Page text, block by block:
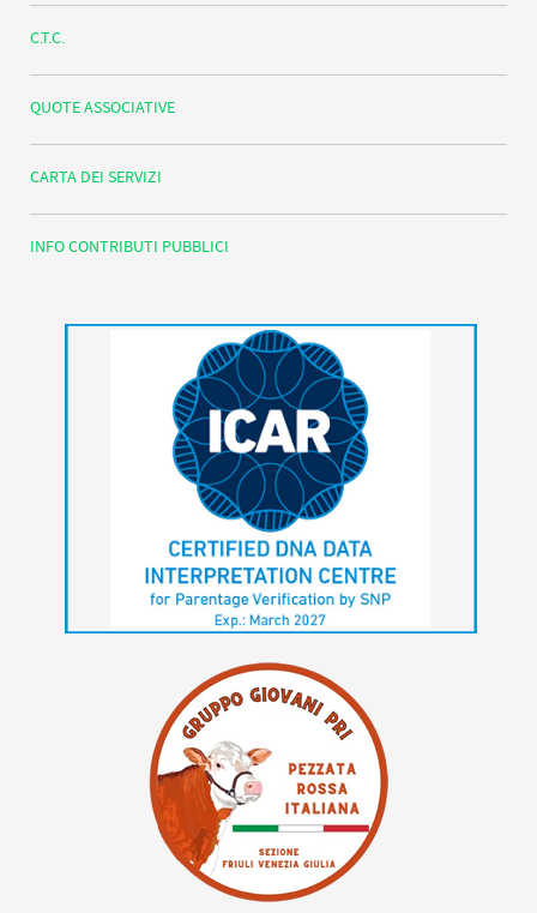
C.T.C.
QUOTE ASSOCIATIVE
CARTA DEI SERVIZI
INFO CONTRIBUTI PUBBLICI